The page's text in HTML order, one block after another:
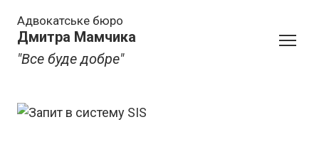
Адвокатське бюро
Дмитра Мамчика
"Все буде добре"